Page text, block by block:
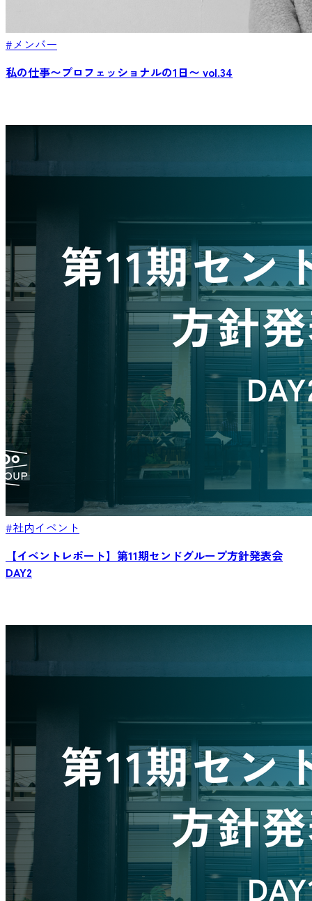
#メンバー
私の仕事〜プロフェッショナルの1日〜 vol.34
#社内イベント
【イベントレポート】第11期センドグループ方針発表会
DAY2